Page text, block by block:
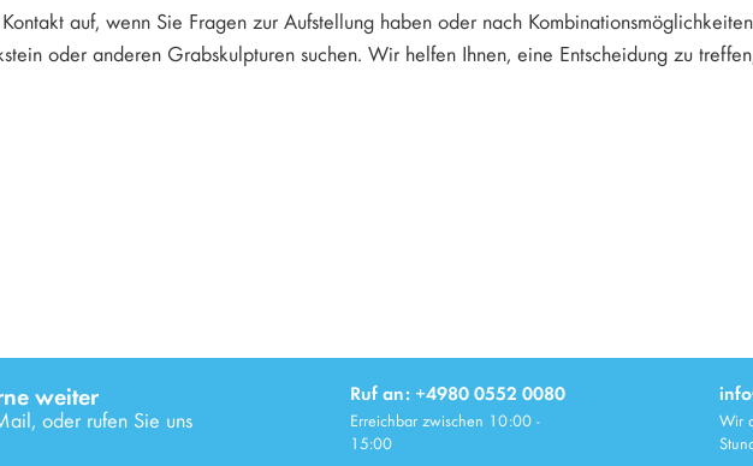
auf, wenn Sie Fragen zur Aufstellung haben oder nach
oder anderen Grabskulpturen suchen. Wir helfen Ihnen, eine Entscheidung zu
weiter
oder rufen Sie uns
Ruf an: +4980 0552 0080
Erreichbar zwischen 10:00 -
15:00
Wir